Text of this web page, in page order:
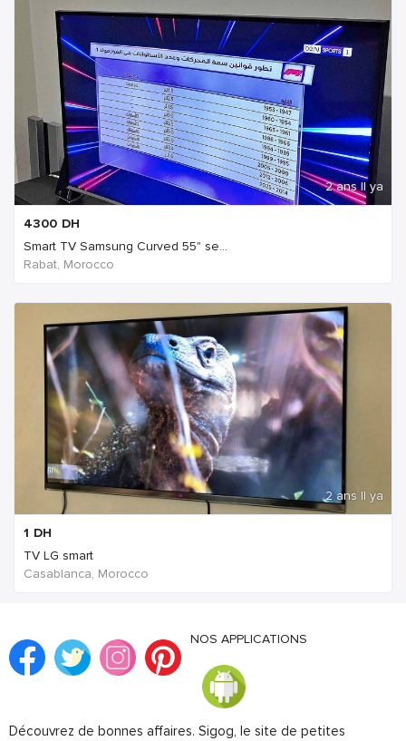
2 ans Il ya
4300 DH
Smart TV Samsung Curved 55" se...
Rabat, Morocco
2 ans Il ya
1 DH
TV LG smart
Casablanca, Morocco
NOS APPLICATIONS
Découvrez de bonnes affaires. Sigog, le site de petites